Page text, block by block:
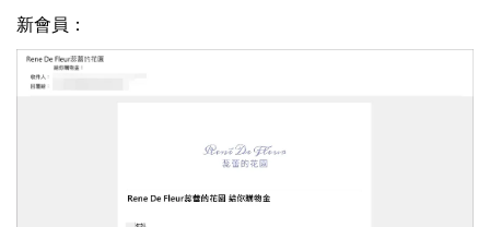
新會員：